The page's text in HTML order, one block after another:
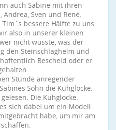
auch Sabine mit ihren
Andrea, Sven und René.
bessere Hälfte zu uns
also in unserer kleinen
nicht wusste, was der
den Steinschlaghelm und
Bescheid oder er
Stunde anregender
Sohn die Kuhglocke.
Die Kuhglocke.
sich dabei um ein Modell
habe, um mir am